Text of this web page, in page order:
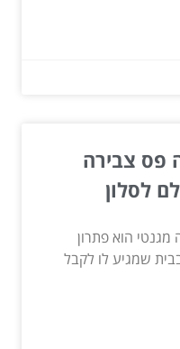
פס צבירה
לסלון
הוא פתרון
שמגיע לו לקבל